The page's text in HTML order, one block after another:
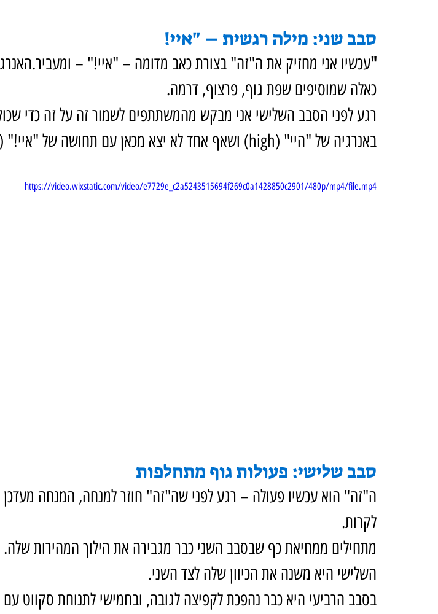
סבב שני: מילה רגשית – "איי!
"עכשיו אני מחזיק את ה"זה" בצורת כאב מדומה – "איי!" –
כאלה שמוסיפים שפת גוף, פרצוף, דרמה.
רגע לפני הסבב השלישי אני מבקש מהמשתתפים לשמור זה על זה כדי
באנרגיה של "היי" (high) ושאף אחד לא יצא מכאן עם תחושה של "איי!" (כאב).
https://video.wixstatic.com/video/e7729e_c2a5243515694f269c0a1428850c2901/480p/mp4/file.mp4
סבב שלישי: פעולות גוף מתחלפות
ה"זה" הוא עכשיו פעולה – רגע לפני שה"זה" חוזר למנחה, המנחה מעדכן
לקרות.
מתחילים ממחיאת כף שבסבב השני כבר מגבירה את הילוך המהירות שלה.
השלישי היא משנה את הכיוון שלה לצד השני.
בסבב הרביעי היא כבר נהפכת לקפיצה לגובה, ובחמישי לתנוחת סקווט עם